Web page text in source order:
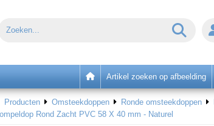
Artikel zoeken op afbeelding
Producten Omsteekdoppen Ronde omsteekdoppen
Rond Zacht PVC 58 X 40 mm - Naturel